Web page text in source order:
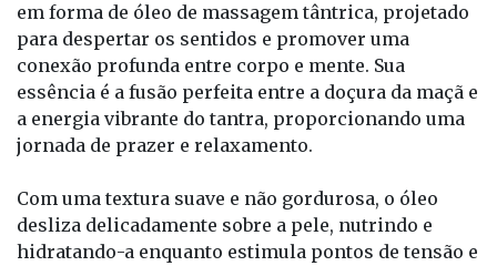
em forma de óleo de massagem tântrica, projetado
para despertar os sentidos e promover uma
conexão profunda entre corpo e mente. Sua
essência é a fusão perfeita entre a doçura da maçã e
a energia vibrante do tantra, proporcionando uma
jornada de prazer e relaxamento.
Com uma textura suave e não gordurosa, o óleo
desliza delicadamente sobre a pele, nutrindo e
hidratando-a enquanto estimula pontos de tensão e